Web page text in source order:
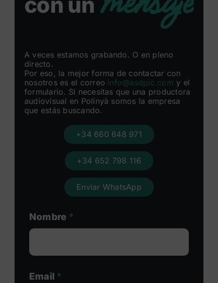
A veces estamos grabando. O en pleno
directo.
Por eso, la mejor forma de contactar con
nosotros es el correo info@asdpic.com y el
formulario. Si necesitas que una productora
audiovisual en Polinyà somos la empresa
que estás buscando.
+34 660 648 971
+34 652 798 116
Enviar WhatsApp
Nombre *
Email *